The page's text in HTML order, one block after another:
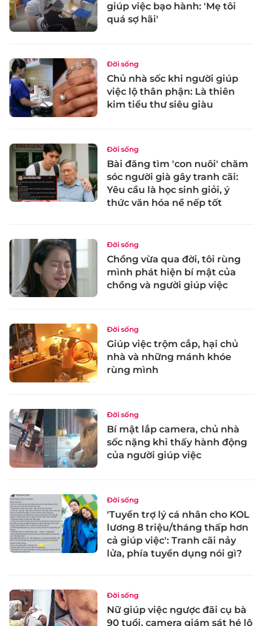
giúp việc bạo hành: 'Mẹ tôi
quá sợ hãi'
Đời sống
Chủ nhà sốc khi người giúp
việc lộ thân phận: Là thiên
kim tiểu thư siêu giàu
Đời sống
Bài đăng tìm 'con nuôi' chăm
sóc người già gây tranh cãi:
Yêu cầu là học sinh giỏi, ý
thức văn hóa nề nếp tốt
Đời sống
Chồng vừa qua đời, tôi rùng
mình phát hiện bí mật của
chồng và người giúp việc
Đời sống
Giúp việc trộm cắp, hại chủ
nhà và những mánh khóe
rùng mình
Đời sống
Bí mật lắp camera, chủ nhà
sốc nặng khi thấy hành động
của người giúp việc
Đời sống
'Tuyển trợ lý cá nhân cho KOL
lương 8 triệu/tháng thấp hơn
cả giúp việc': Tranh cãi nảy
lửa, phía tuyển dụng nói gì?
Đời sống
Nữ giúp việc ngược đãi cụ bà
90 tuổi, camera giám sát hé lộ